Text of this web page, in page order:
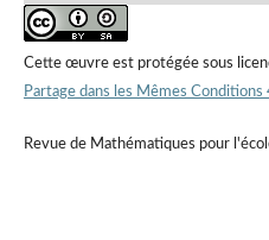
Cette œuvre est protégée sous
Partage dans les Mêmes Conditions
Revue de Mathématiques pour